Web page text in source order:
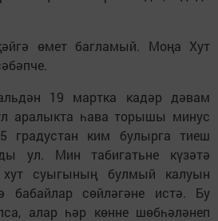
өмет багламый. Моңа Хут
19 мартка кадәр дәвам
аралыкта һава торышы минус
градустан ким булырга тиеш
ул. Мин табигатьне күзәтә
хут суыгының булмый калуын
бабайлар сөйләгәне истә. Бу
алар һәр көнне шөбһәләнеп